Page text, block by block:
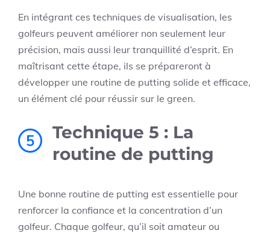
En intégrant ces techniques de visualisation, les
golfeurs peuvent améliorer non seulement leur
précision, mais aussi leur tranquillité d’esprit. En
maîtrisant cette étape, ils se prépareront à
développer une routine de putting solide et efficace,
un élément clé pour réussir sur le green.
5
Technique 5 : La
routine de putting
Une bonne routine de putting est essentielle pour
renforcer la confiance et la concentration d’un
golfeur. Chaque golfeur, qu’il soit amateur ou